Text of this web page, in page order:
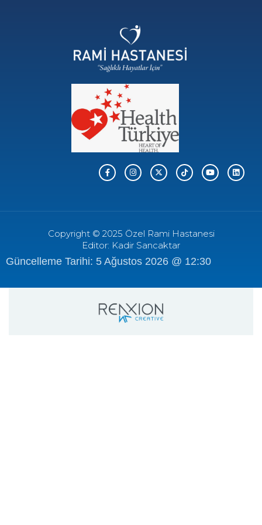
Copyright © 2025 Özel Rami Hastanesi
Editor: Kadir Sancaktar
Güncelleme Tarihi: 5 Ağustos 2026 @ 12:30